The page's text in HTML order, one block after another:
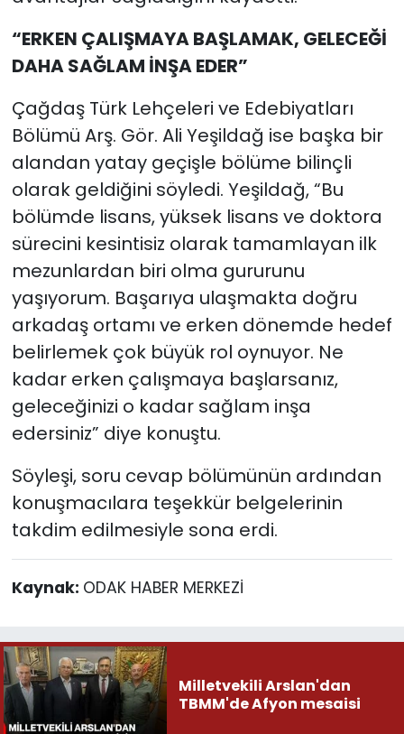
“ERKEN ÇALIŞMAYA BAŞLAMAK, GELECEĞİ
DAHA SAĞLAM İNŞA EDER”
Çağdaş Türk Lehçeleri ve Edebiyatları
Bölümü Arş. Gör. Ali Yeşildağ ise başka bir
alandan yatay geçişle bölüme bilinçli
olarak geldiğini söyledi. Yeşildağ, “Bu
bölümde lisans, yüksek lisans ve doktora
sürecini kesintisiz olarak tamamlayan ilk
mezunlardan biri olma gururunu
yaşıyorum. Başarıya ulaşmakta doğru
arkadaş ortamı ve erken dönemde hedef
belirlemek çok büyük rol oynuyor. Ne
kadar erken çalışmaya başlarsanız,
geleceğinizi o kadar sağlam inşa
edersiniz” diye konuştu.
Söyleşi, soru cevap bölümünün ardından
konuşmacılara teşekkür belgelerinin
takdim edilmesiyle sona erdi.
Kaynak: ODAK HABER MERKEZİ
Milletvekili Arslan'dan
TBMM'de Afyon mesaisi